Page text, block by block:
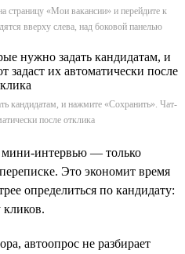
страницу «Мои вакансии» и перейдите к
вверху слева, над боковой панелью
кандидатам, и нажмите «Сохранить». Чат-
после отклика
мини-интервью — только
Это экономит время
определиться по кандидату:
кликов.
автоопрос не разбирает